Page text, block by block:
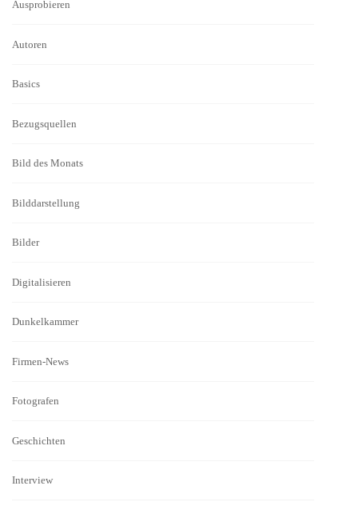
Ausprobieren
Autoren
Basics
Bezugsquellen
Bild des Monats
Bilddarstellung
Bilder
Digitalisieren
Dunkelkammer
Firmen-News
Fotografen
Geschichten
Interview